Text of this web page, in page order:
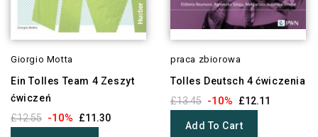
Giorgio Motta
Ein Tolles Team 4 Zeszyt
ćwiczeń
£12.55 -10% £11.30
praca zbiorowa
Tolles Deutsch 4 ćwiczenia
£13.45 -10% £12.11
Add To Cart